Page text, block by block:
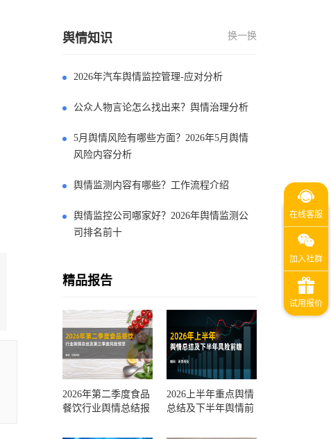
舆情知识 换一换
2026年汽车舆情监控管理-应对分析
公众人物言论怎么找出来？舆情治理分析
5月舆情风险有哪些方面？2026年5月舆情
风险内容分析
舆情监测内容有哪些？工作流程介绍
舆情监控公司哪家好？2026年舆情监测公
司排名前十
精品报告
2026年第二季度食品
餐饮行业舆情总结报
测
2026上半年重点舆情
总结及下半年舆情前